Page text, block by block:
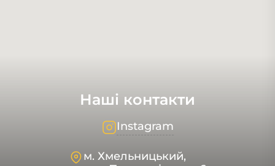
Наші контакти
Instagram
м. Хмельницький,